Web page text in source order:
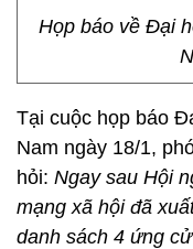
Họp báo về Đại
Tại cuộc họp báo
Nam ngày 18/1,
hỏi: Ngay sau Hội
mạng xã hội đã
danh sách 4 ứng